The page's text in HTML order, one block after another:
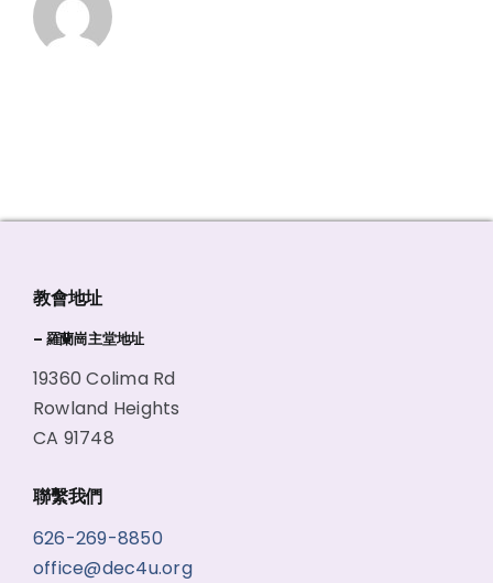
教會地址
– 羅蘭崗主堂地址
19360 Colima Rd
Rowland Heights
CA 91748
聯繫我們
626-269-8850
office@dec4u.org